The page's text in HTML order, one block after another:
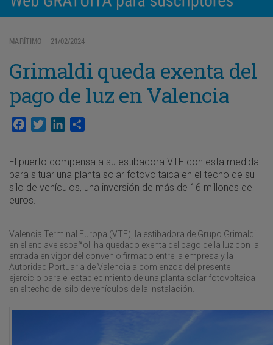
MARÍTIMO | 21/02/2024
Grimaldi queda exenta del
pago de luz en Valencia
Facebook
TwitterLinkedIn
El puerto compensa a su estibadora VTE con esta medida
para situar una planta solar fotovoltaica en el techo de su
silo de vehículos, una inversión de más de 16 millones de
euros.
Valencia Terminal Europa (VTE), la estibadora de Grupo Grimaldi
en el enclave español, ha quedado exenta del pago de la luz con la
entrada en vigor del convenio firmado entre la empresa y la
Autoridad Portuaria de Valencia a comienzos del presente
ejercicio para el establecimiento de una planta solar fotovoltaica
en el techo del silo de vehículos de la instalación.